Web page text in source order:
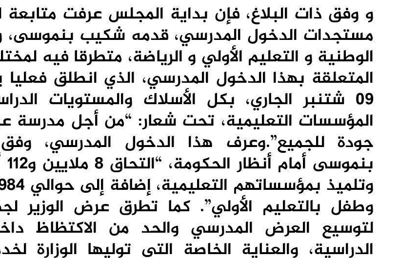
و وفق ذات البلاغ، فإن بداية المجلس عرفت
مستجدات الدخول المدرسي، قدمه شكيب بنموسى،
الوطنية و التعليم الأولي و الرياضة، متطرقا فيه
المتعلقة بهذا الدخول المدرسي، الذي انطلق فعليا
09 شتنبر الجاري، بكل الأسلاك والمستويات
المؤسسات التعليمية، تحت شعار: “من أجل مدرسة
جودة للجميع”.وعرف هذا الدخول المدرسي،
وطفل بالتعليم الأولي”. كما تطرق عرض الوزير
لتوسيع العرض المدرسي والحد من الاكتظاظ
الدراسية، والعناية الخاصة التي توليها الوزارة